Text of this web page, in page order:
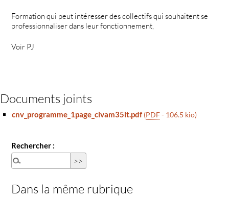
Formation qui peut intéresser des collectifs qui souhaitent se
professionnaliser dans leur fonctionnement,
Voir PJ
Documents joints
cnv_programme_1page_civam35it.pdf (PDF- 106.5 kio)
Rechercher :
Dans la même rubrique